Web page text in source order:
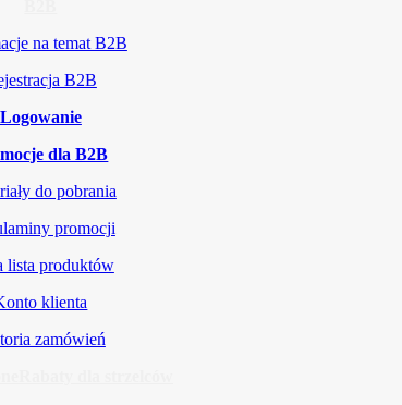
na temat B2B
B2B
Logowanie
dla B2B
do pobrania
promocji
lista produktów
klienta
zamówień